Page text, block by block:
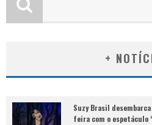
+
Suzy Brasil
feira com o espetáculo